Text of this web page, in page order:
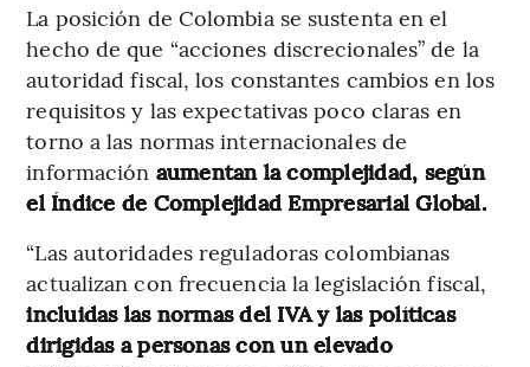
La posición de Colombia se sustenta en el
hecho de que “acciones discrecionales” de la
autoridad fiscal, los constantes cambios en los
requisitos y las expectativas poco claras en
torno a las normas internacionales de
información aumentan la complejidad, según
el Índice de Complejidad Empresarial Global.
“Las autoridades reguladoras colombianas
actualizan con frecuencia la legislación fiscal,
incluidas las normas del IVA y las políticas
dirigidas a personas con un elevado